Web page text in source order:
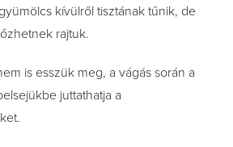
kívülről tisztának tűnik, de
rajtuk.
is esszük meg, a vágás során a
juttathatja a